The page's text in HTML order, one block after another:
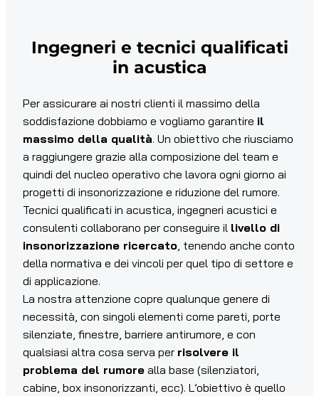
Ingegneri e tecnici qualificati
in acustica
Per assicurare ai nostri clienti il massimo della
soddisfazione dobbiamo e vogliamo garantire il
massimo della qualità. Un obiettivo che riusciamo
a raggiungere grazie alla composizione del team e
quindi del nucleo operativo che lavora ogni giorno ai
progetti di insonorizzazione e riduzione del rumore.
Tecnici qualificati in acustica, ingegneri acustici e
consulenti collaborano per conseguire il livello di
insonorizzazione ricercato , tenendo anche conto
della normativa e dei vincoli per quel tipo di settore e
di applicazione.
La nostra attenzione copre qualunque genere di
necessità, con singoli elementi come pareti, porte
silenziate, finestre, barriere antirumore, e con
qualsiasi altra cosa serva per risolvere il
problema del rumore alla base (silenziatori,
cabine, box insonorizzanti, ecc). L’obiettivo è quello